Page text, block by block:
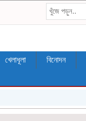
খেলাধূলা বিনোদন